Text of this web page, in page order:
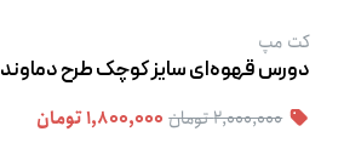
کت‌ مپ
دورس قهوه‌ای سایز کوچک طرح دماوند
۲,۰۰۰,۰۰۰ تومان ۱,۸۰۰,۰۰۰ تومان